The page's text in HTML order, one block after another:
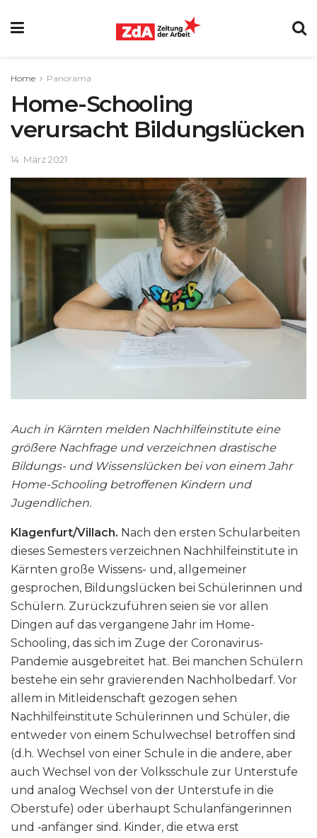
Home Panorama
Home-Schooling
verursacht Bildungslücken
14. März 2021
Auch in Kärnten melden Nachhilfeinstitute eine
größere Nachfrage und verzeichnen drastische
Bildungs- und Wissenslücken bei von einem Jahr
Home-Schooling betroffenen Kindern und
Jugendlichen.
Klagenfurt/Villach. Nach den ersten Schularbeiten
dieses Semesters verzeichnen Nachhilfeinstitute in
Kärnten große Wissens- und, allgemeiner
gesprochen, Bildungslücken bei Schülerinnen und
Schülern. Zurückzuführen seien sie vor allen
Dingen auf das vergangene Jahr im Home-
Schooling, das sich im Zuge der Coronavirus-
Pandemie ausgebreitet hat. Bei manchen Schülern
bestehe ein sehr gravierenden Nachholbedarf. Vor
allem in Mitleidenschaft gezogen sehen
Nachhilfeinstitute Schülerinnen und Schüler, die
entweder von einem Schulwechsel betroffen sind
(d.h. Wechsel von einer Schule in die andere, aber
auch Wechsel von der Volksschule zur Unterstufe
und analog Wechsel von der Unterstufe in die
Oberstufe) oder überhaupt Schulanfängerinnen
und ‑anfänger sind. Kinder, die etwa erst